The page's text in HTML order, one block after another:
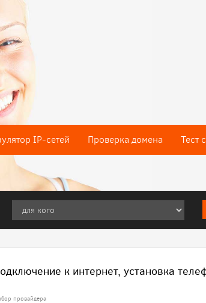
IP-сетей Проверка домена Тест
к интернет, установка
провайдера